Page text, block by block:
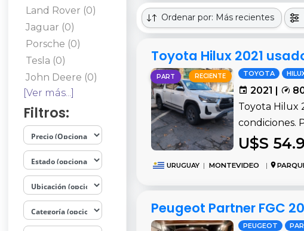
Land Rover (0)
Jaguar (0)
Porsche (0)
Tesla (0)
John Deere (0)
[Ver más...]
Filtros:
Ordenar por: Más recientes
Toyota Hilux 2021
PART RECIENTE TOYOTA
2021 |
Toyota Hilux
condiciones.
U$S
URUGUAY | MONTEVIDEO |
Peugeot Partner FGC
PEUGEOT